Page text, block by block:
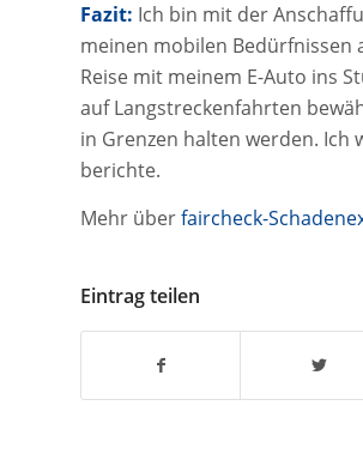
Fazit: Ich bin mit der
meinen mobilen Bedürfnissen
Reise mit meinem E-Auto ins
auf Langstreckenfahrten
in Grenzen halten werden. Ich
berichte.
Mehr überfaircheck-
Eintrag teilen